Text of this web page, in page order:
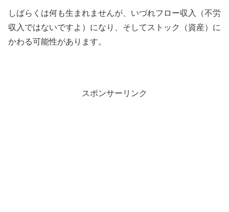
しばらくは何も生まれませんが、いづれフロー収入（不労
収入ではないですよ）になり、そしてストック（資産）に
かわる可能性があります。
スポンサーリンク